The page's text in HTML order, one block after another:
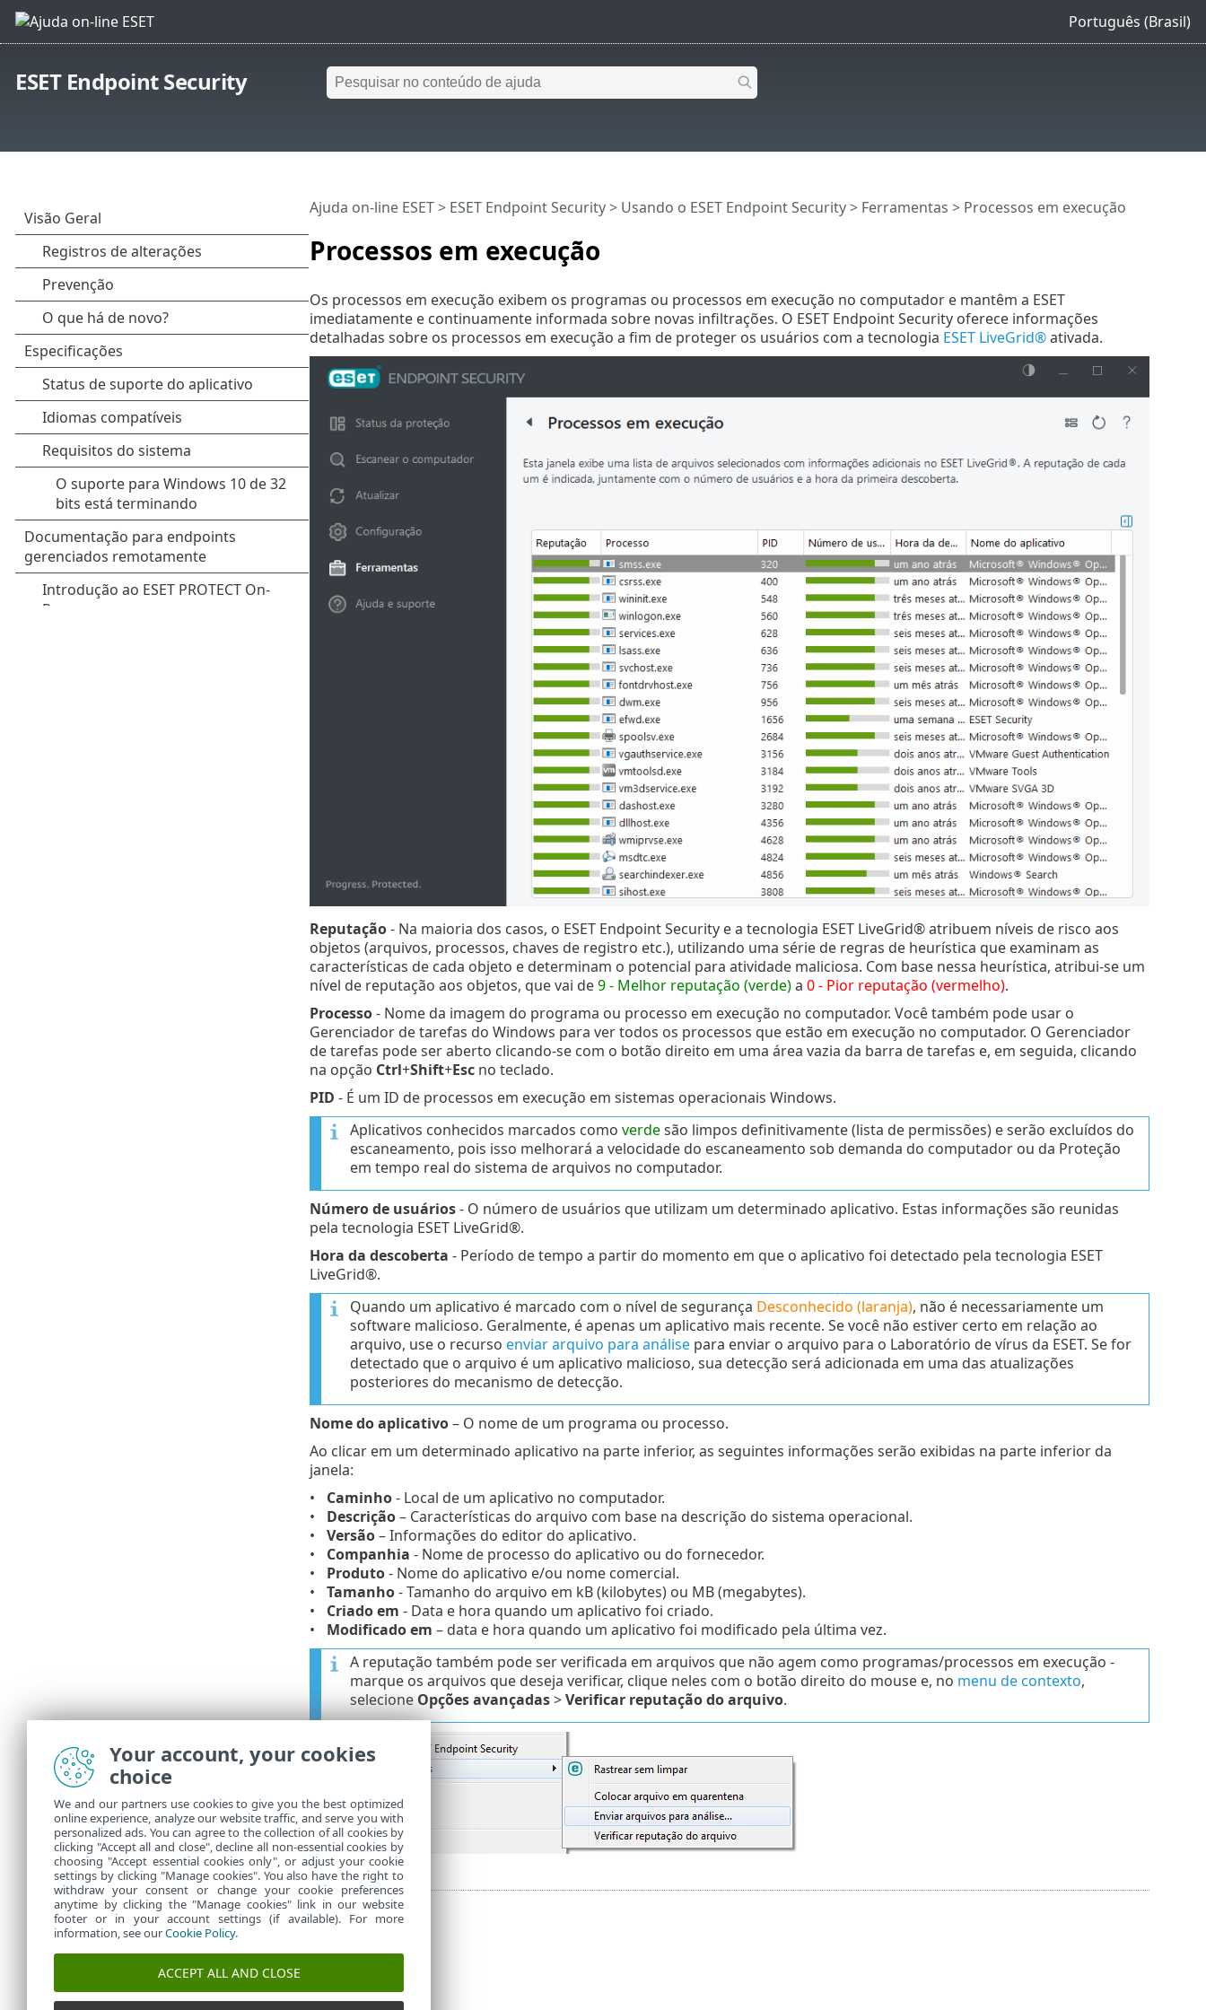
Português (Brasil)
ESET Endpoint Security
Processos em execução
Ajuda on-line ESET> ESET Endpoint Security> Usando o ESET Endpoint Security> Ferramentas > Processos em execução
Os processos em execução exibem os programas ou processos em execução no computador e mantêm a ESET
imediatamente e continuamente informada sobre novas infiltrações. O ESET Endpoint Security oferece informações
detalhadas sobre os processos em execução a fim de proteger os usuários com a tecnologia ESET LiveGrid®ativada.
Reputação- Na maioria dos casos, o ESET Endpoint Security e a tecnologia ESET LiveGrid® atribuem níveis de risco aos
objetos (arquivos, processos, chaves de registro etc.), utilizando uma série de regras de heurística que examinam as
características de cada objeto e determinam o potencial para atividade maliciosa. Com base nessa heurística, atribui-se um
nível de reputação aos objetos, que vai de9 - Melhor reputação (verde)a 0 - Pior reputação (vermelho).
Processo- Nome da imagem do programa ou processo em execução no computador. Você também pode usar o
Gerenciador de tarefas do Windows para ver todos os processos que estão em execução no computador. O Gerenciador
de tarefas pode ser aberto clicando-se com o botão direito em uma área vazia da barra de tarefas e, em seguida, clicando
na opção Ctrl+Shift+Escno teclado.
PID - É um ID de processos em execução em sistemas operacionais Windows.
Aplicativos conhecidos marcados como verdesão limpos definitivamente (lista de permissões) e serão excluídos do
escaneamento, pois isso melhorará a velocidade do escaneamento sob demanda do computador ou da Proteção
em tempo real do sistema de arquivos no computador.
Número de usuários- O número de usuários que utilizam um determinado aplicativo. Estas informações são reunidas
pela tecnologia ESET LiveGrid®.
Hora da descoberta - Período de tempo a partir do momento em que o aplicativo foi detectado pela tecnologia ESET
LiveGrid®.
Quando um aplicativo é marcado com o nível de segurança Desconhecido (laranja), não é necessariamente um
software malicioso. Geralmente, é apenas um aplicativo mais recente. Se você não estiver certo em relação ao
arquivo, use o recurso enviar arquivo para análisepara enviar o arquivo para o Laboratório de vírus da ESET. Se for
detectado que o arquivo é um aplicativo malicioso, sua detecção será adicionada em uma das atualizações
posteriores do mecanismo de detecção.
Nome do aplicativo– O nome de um programa ou processo.
Ao clicar em um determinado aplicativo na parte inferior, as seguintes informações serão exibidas na parte inferior da
janela:
Caminho- Local de um aplicativo no computador.
Descrição– Características do arquivo com base na descrição do sistema operacional.
Versão– Informações do editor do aplicativo.
Companhia - Nome de processo do aplicativo ou do fornecedor.
Produto- Nome do aplicativo e/ou nome comercial.
Tamanho- Tamanho do arquivo em kB (kilobytes) ou MB (megabytes).
Criado em - Data e hora quando um aplicativo foi criado.
Modificado em – data e hora quando um aplicativo foi modificado pela última vez.
A reputação também pode ser verificada em arquivos que não agem como programas/processos em execução -
marque os arquivos que deseja verificar, clique neles com o botão direito do mouse e, no menu de contexto,
selecione Opções avançadas>Verificar reputação do arquivo.
Your account, your cookies
choice
We and our partners use cookies to give you the best optimized
online experience, analyze our website traffic, and serve you with
personalized ads. You can agree to the collection of all cookies by
clicking "Accept all and close", decline all non-essential cookies by
choosing "Accept essential cookies only", or adjust your cookie
settings by clicking "Manage cookies". You also have the right to
withdraw your consent or change your cookie preferences
anytime by clicking the "Manage cookies" link in our website
footer or in your account settings (if available). For more
information, see ourCookie Policy.
ACCEPT ALL AND CLOSE